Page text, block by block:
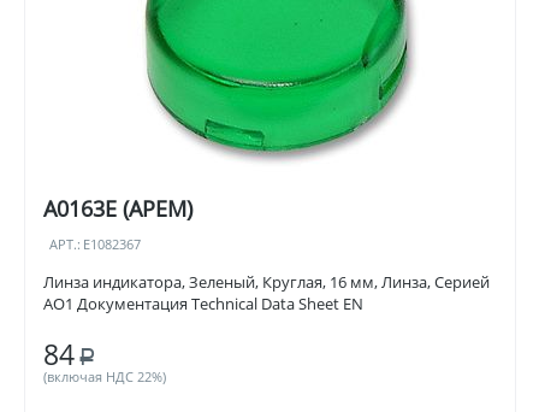
A0163E (APEM)
АРТ.: E1082367
Линза индикатора, Зеленый, Круглая, 16 мм, Линза, Серией
AO1 Документация Technical Data Sheet EN
84 Р
(включая НДС 22%)